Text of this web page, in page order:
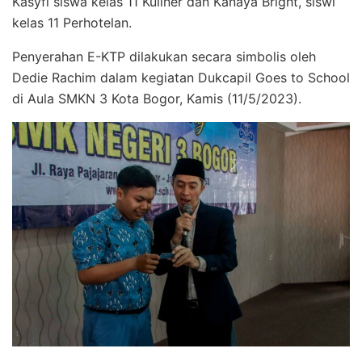
kelas 11 Perhotelan.
Penyerahan E-KTP dilakukan secara simbolis oleh
Dedie Rachim dalam kegiatan Dukcapil Goes to School
di Aula SMKN 3 Kota Bogor, Kamis (11/5/2023).